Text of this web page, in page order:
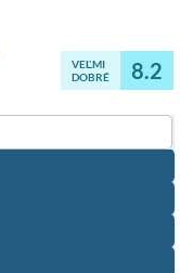
VEĽMI
DOBRÉ
8.2